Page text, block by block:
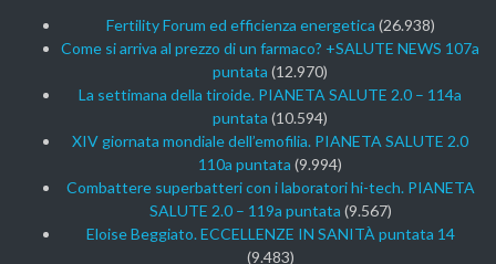
Fertility Forum ed efficienza energetica (26.938)
Come si arriva al prezzo di un farmaco? +SALUTE NEWS 107a
puntata (12.970)
La settimana della tiroide. PIANETA SALUTE 2.0 – 114a
puntata (10.594)
XIV giornata mondiale dell’emofilia. PIANETA SALUTE 2.0
110a puntata (9.994)
Combattere superbatteri con i laboratori hi-tech. PIANETA
SALUTE 2.0 – 119a puntata (9.567)
Eloise Beggiato. ECCELLENZE IN SANITÀ puntata 14
(9.483)